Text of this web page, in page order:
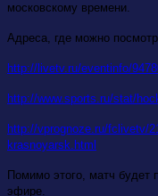
московскому времени.
Адреса, где можно
http://livetv.ru/eventinfo/
http://www.sports.ru/stat/
http://vprognoze.ru/fclivetv/
krasnoyarsk.html
Помимо этого, матч будет
эфире.